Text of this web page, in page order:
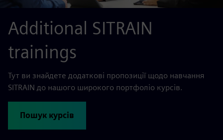
Additional SITRAIN
trainings
Тут ви знайдете додаткові пропозиції щодо навчання
SITRAIN до нашого широкого портфоліо курсів.
Пошук курсів